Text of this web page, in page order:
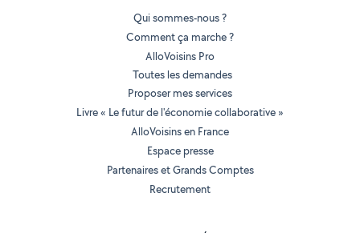
Qui sommes-nous ?
Comment ça marche ?
AlloVoisins Pro
Toutes les demandes
Proposer mes services
Livre « Le futur de l'économie collaborative »
AlloVoisins en France
Espace presse
Partenaires et Grands Comptes
Recrutement